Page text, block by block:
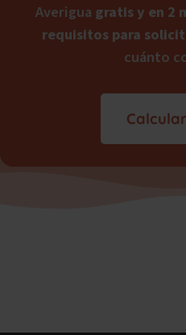
Averigua gratis y en 2
requisitos para
cuánto